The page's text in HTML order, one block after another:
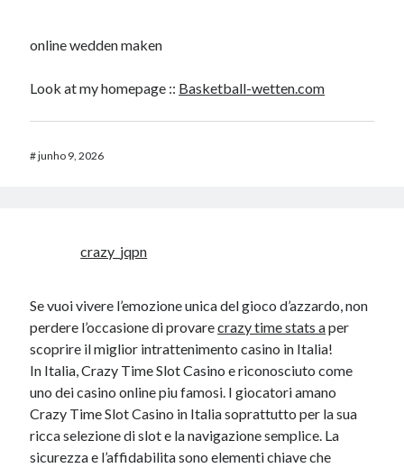
online wedden maken
Look at my homepage :: Basketball-wetten.com
#junho 9, 2026
crazy_jqpn
Se vuoi vivere l’emozione unica del gioco d’azzardo, non
perdere l’occasione di provarecrazy time stats aper
scoprire il miglior intrattenimento casino in Italia!
In Italia, Crazy Time Slot Casino e riconosciuto come
uno dei casino online piu famosi. I giocatori amano
Crazy Time Slot Casino in Italia soprattutto per la sua
ricca selezione di slot e la navigazione semplice. La
sicurezza e l’affidabilita sono elementi chiave che